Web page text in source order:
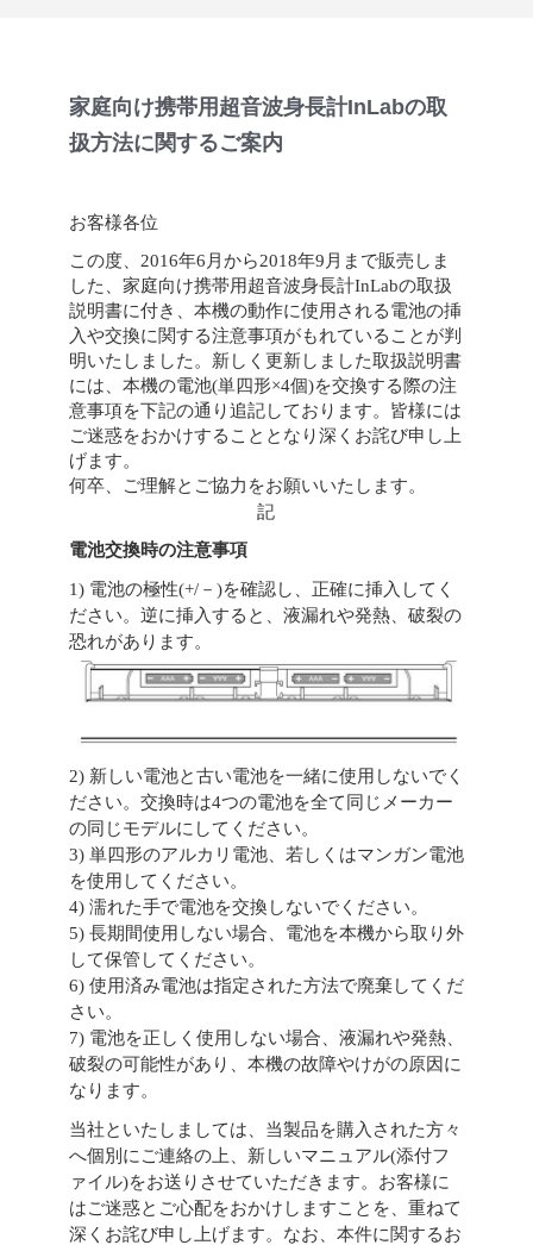
家庭向け携帯用超音波身長計InLabの取
扱方法に関するご案内
お客様各位
この度、2016年6月から2018年9月まで販売しま
した、家庭向け携帯用超音波身長計InLabの取扱
説明書に付き、本機の動作に使用される電池の挿
入や交換に関する注意事項がもれていることが判
明いたしました。新しく更新しました取扱説明書
には、本機の電池(単四形×4個)を交換する際の注
意事項を下記の通り追記しております。皆様には
ご迷惑をおかけすることとなり深くお詫び申し上
げます。
何卒、ご理解とご協力をお願いいたします。
記
電池交換時の注意事項
1) 電池の極性(+/－)を確認し、正確に挿入してく
ださい。逆に挿入すると、液漏れや発熱、破裂の
恐れがあります。
2) 新しい電池と古い電池を一緒に使用しないでく
ださい。交換時は4つの電池を全て同じメーカー
の同じモデルにしてください。
3) 単四形のアルカリ電池、若しくはマンガン電池
を使用してください。
4) 濡れた手で電池を交換しないでください。
5) 長期間使用しない場合、電池を本機から取り外
して保管してください。
6) 使用済み電池は指定された方法で廃棄してくだ
さい。
7) 電池を正しく使用しない場合、液漏れや発熱、
破裂の可能性があり、本機の故障やけがの原因に
なります。
当社といたしましては、当製品を購入された方々
へ個別にご連絡の上、新しいマニュアル(添付フ
ァイル)をお送りさせていただきます。お客様に
はご迷惑とご心配をおかけしますことを、重ねて
深くお詫び申し上げます。なお、本件に関するお